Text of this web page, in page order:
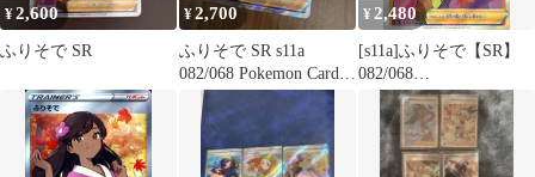
¥2,600
ふりそで SR
¥2,700
ふりそで SR s11a
082/068 Pokemon Card
ポケカ
¥2,480
[s11a]ふりそで【SR】
082/068
ITCKVJP9Y8KK